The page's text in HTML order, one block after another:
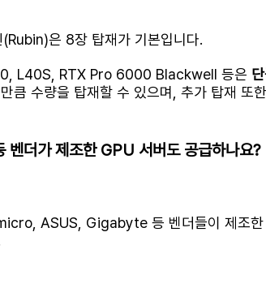
은 8장 탑재가 기본입니다.
L40S, RTX Pro 6000 Blackwell 등은
큼 수량을 탑재할 수 있으며, 추가 탑재 또
더가 제조한 GPU 서버도 공급하나요?
ASUS, Gigabyte 등 벤더들이 제조한